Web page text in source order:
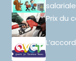
salariale
Prix du